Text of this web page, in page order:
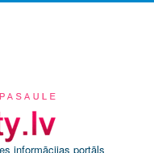
informācijas portāls